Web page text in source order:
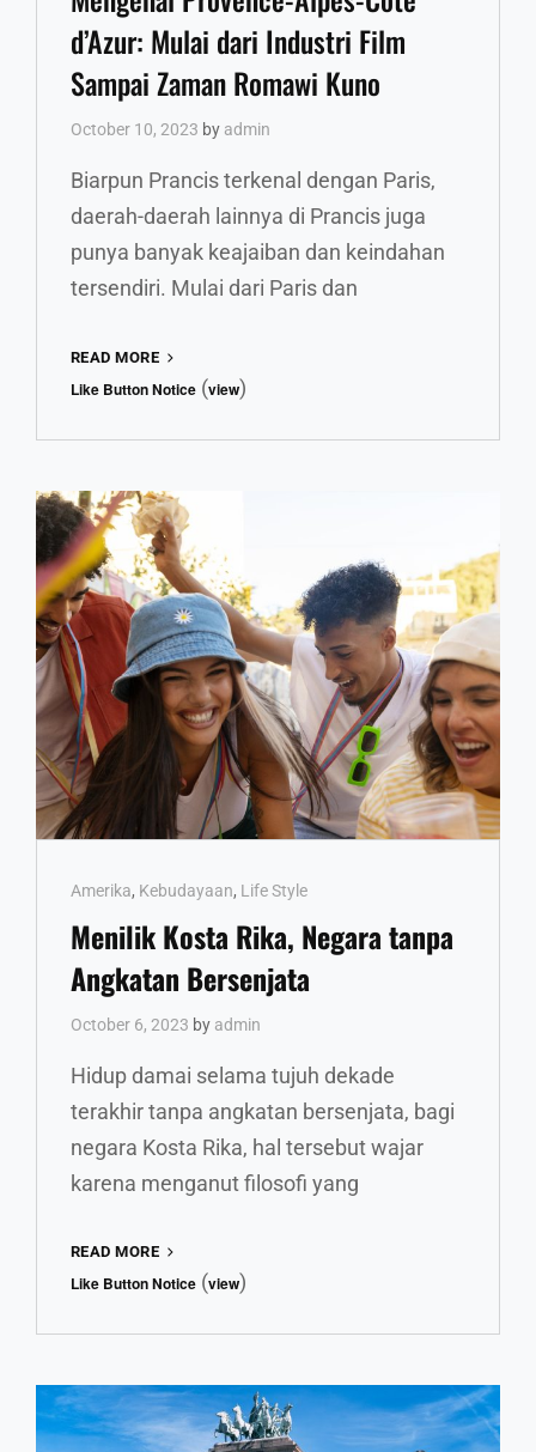
d’Azur: Mulai dari Industri Film
Sampai Zaman Romawi Kuno
October 10, 2023 by admin
Biarpun Prancis terkenal dengan Paris,
daerah-daerah lainnya di Prancis juga
punya banyak keajaiban dan keindahan
tersendiri. Mulai dari Paris dan
READ MORE
PROVENCE-
DARI
INDUSTRI
FILM
SAMPAI
ZAMAN
ROMAWI
KUNO
Like Button Notice (view)
Cat
Links
Amerika, Kebudayaan, Life Style
Menilik Kosta Rika, Negara tanpa
Angkatan Bersenjata
October 6, 2023 by admin
Hidup damai selama tujuh dekade
terakhir tanpa angkatan bersenjata, bagi
negara Kosta Rika, hal tersebut wajar
karena menganut filosofi yang
READ MORE
KOSTA
BERSENJATA
Like Button Notice (view)